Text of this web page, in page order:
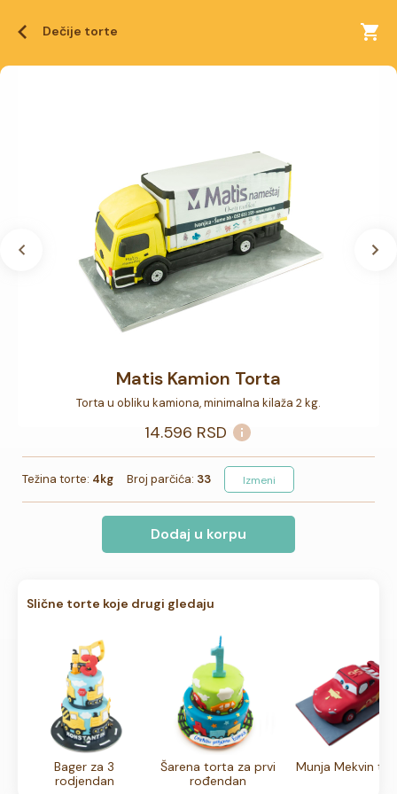
Dečije torte
Matis Kamion Torta
Torta u obliku kamiona, minimalna kilaža 2 kg.
14.596 RSD
Težina torte: 4kg Broj parčića: 33 Izmeni
Dodaj u korpu
Slične torte koje drugi gledaju
Bager za 3
rodjendan
Šarena torta za prvi
rođendan
Munja Mekvin